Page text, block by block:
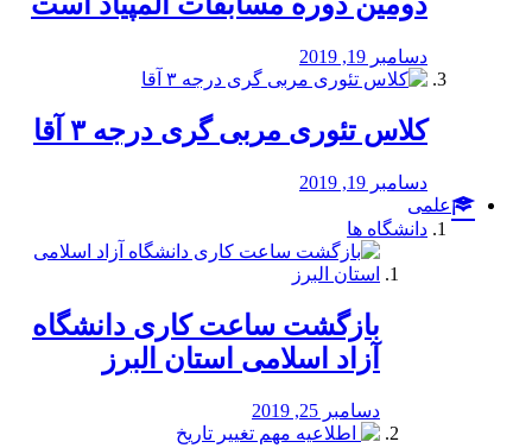
دسامبر 19, 2019
کلاس تئوری مربی گری درجه ۳ آقا
دسامبر 19, 2019
علمی
دانشگاه ها
بازگشت ساعت کاری دانشگاه
آزاد اسلامی استان البرز
دسامبر 25, 2019